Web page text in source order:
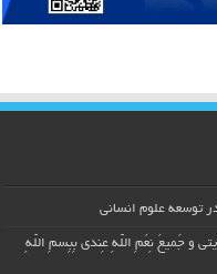
توسعه علوم انسانی
و جَمیعَ نِعَمِ اللّهِ عِندی بِبِسمِ اللّهِ